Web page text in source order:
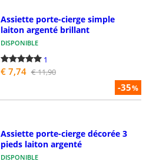
-35%
Assiette porte-cierge simple
laiton argenté brillant
DISPONIBLE
1
€ 7,74 € 11,90
Assiette porte-cierge décorée 3
pieds laiton argenté
DISPONIBLE